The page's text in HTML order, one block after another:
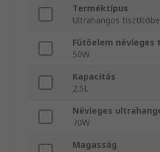
Terméktípus
Ultrahangos
Fűtőelem névleges
50W
Kapacitás
2.5L
Névleges
70W
Magasság